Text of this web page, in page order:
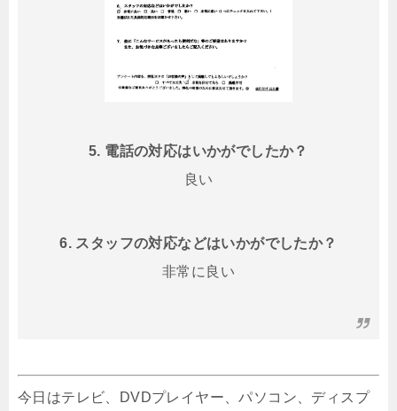
5. 電話の対応はいかがでしたか？
良い
6. スタッフの対応などはいかがでしたか？
非常に良い
今日はテレビ、DVDプレイヤー、パソコン、ディスプ